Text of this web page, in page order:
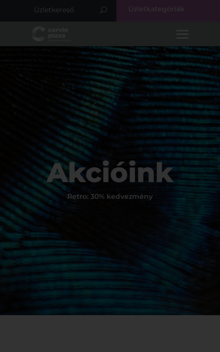
Üzletkategóriák
Akcióink
Retro: 30% kedvezmény